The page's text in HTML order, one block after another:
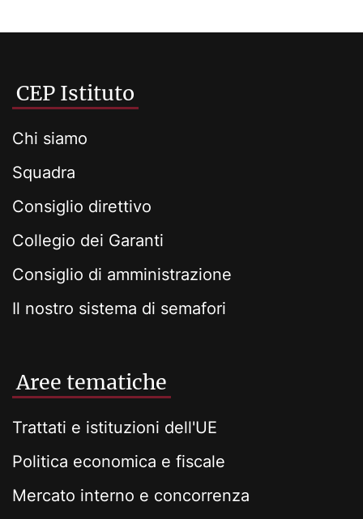
CEP Istituto
Chi siamo
Squadra
Consiglio direttivo
Collegio dei Garanti
Consiglio di amministrazione
Il nostro sistema di semafori
Aree tematiche
Trattati e istituzioni dell'UE
Politica economica e fiscale
Mercato interno e concorrenza